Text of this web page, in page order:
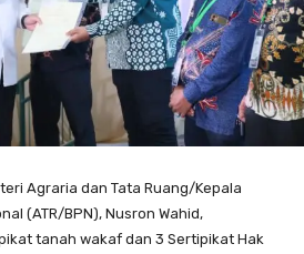
Agraria dan Tata Ruang/Kepala
(ATR/BPN), Nusron Wahid,
tanah wakaf dan 3 Sertipikat Hak